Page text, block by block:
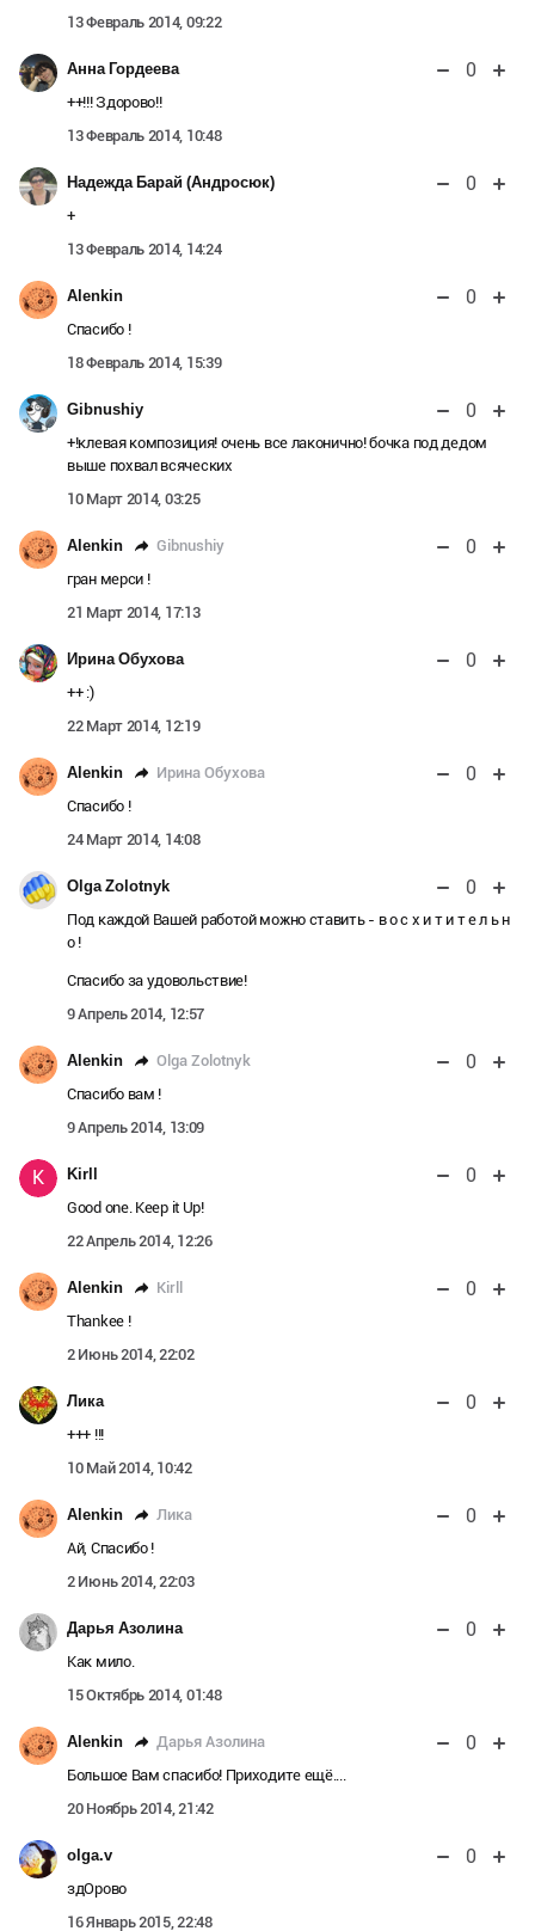
13 Февраль 2014, 09:22
Анна Гордеева 0
++!!! Здорово!!
13 Февраль 2014, 10:48
Надежда Барай (Андросюк) 0
+
13 Февраль 2014, 14:24
Alenkin 0
Спасибо !
18 Февраль 2014, 15:39
Gibnushiy 0
+!клевая композиция! очень все лаконично! бочка под дедом
выше похвал всяческих
10 Март 2014, 03:25
Alenkin Gibnushiy 0
гран мерси !
21 Март 2014, 17:13
Ирина Обухова 0
++ :)
22 Март 2014, 12:19
Alenkin Ирина Обухова 0
Спасибо !
24 Март 2014, 14:08
Olga Zolotnyk 0
Под каждой Вашей работой можно ставить - в о с х и т и т е л ь н
о !
Спасибо за удовольствие!
9 Апрель 2014, 12:57
Alenkin Olga Zolotnyk 0
Спасибо вам !
9 Апрель 2014, 13:09
K Kirll 0
Good one. Keep it Up!
22 Апрель 2014, 12:26
Alenkin Kirll 0
Thankee !
2 Июнь 2014, 22:02
Лика 0
+++ !!!
10 Май 2014, 10:42
Alenkin Лика 0
Ай, Спасибо !
2 Июнь 2014, 22:03
Дарья Азолина 0
Как мило.
15 Октябрь 2014, 01:48
Alenkin Дарья Азолина 0
Большое Вам спасибо! Приходите ещё....
20 Ноябрь 2014, 21:42
olga.v 0
здОрово
16 Январь 2015, 22:48